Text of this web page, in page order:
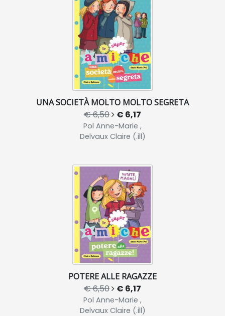
UNA SOCIETÀ MOLTO MOLTO SEGRETA
€ 6,50 € 6,17
Pol Anne-Marie ,
Delvaux Claire (.ill)
POTERE ALLE RAGAZZE
€ 6,50 € 6,17
Pol Anne-Marie ,
Delvaux Claire (.ill)